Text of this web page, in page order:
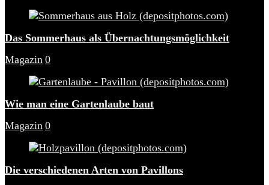
Das Sommerhaus als Übernachtungsmöglichkeit
Magazin 0
Wie man eine Gartenlaube baut
Magazin 0
Die verschiedenen Arten von Pavillons